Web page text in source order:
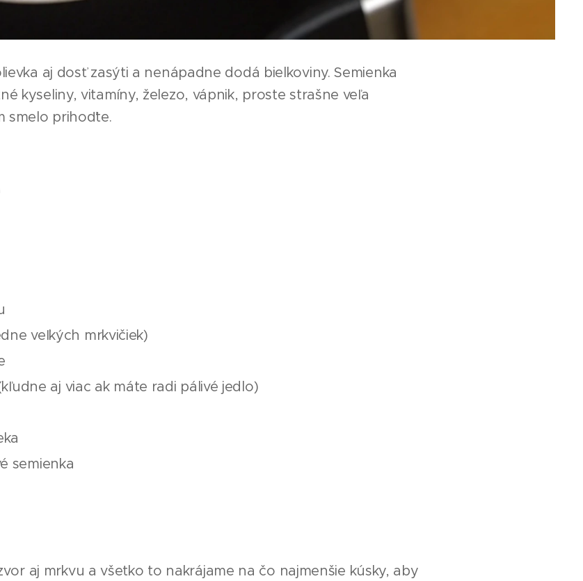
aj dosť zasýti a nenápadne dodá bielkoviny. Semienka
kyseliny, vitamíny, železo, vápnik, proste strašne veľa
smelo prihoďte.
veľkých mrkvičiek)
aj viac ak máte radi pálivé jedlo)
semienka
aj mrkvu a všetko to nakrájame na čo najmenšie kúsky, aby